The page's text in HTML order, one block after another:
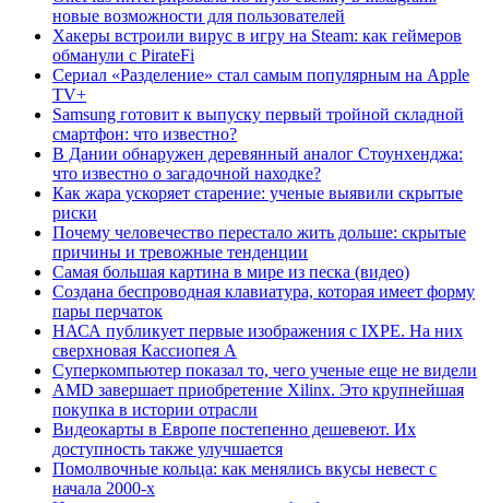
новые возможности для пользователей
Хакеры встроили вирус в игру на Steam: как геймеров
обманули с PirateFi
Сериал «Разделение» стал самым популярным на Apple
TV+
Samsung готовит к выпуску первый тройной складной
смартфон: что известно?
В Дании обнаружен деревянный аналог Стоунхенджа:
что известно о загадочной находке?
Как жара ускоряет старение: ученые выявили скрытые
риски
Почему человечество перестало жить дольше: скрытые
причины и тревожные тенденции
Самая большая картина в мире из песка (видео)
Создана беспроводная клавиатура, которая имеет форму
пары перчаток
НАСА публикует первые изображения с IXPE. На них
сверхновая Кассиопея А
Суперкомпьютер показал то, чего ученые еще не видели
AMD завершает приобретение Xilinx. Это крупнейшая
покупка в истории отрасли
Видеокарты в Европе постепенно дешевеют. Их
доступность также улучшается
Помолвочные кольца: как менялись вкусы невест с
начала 2000-х